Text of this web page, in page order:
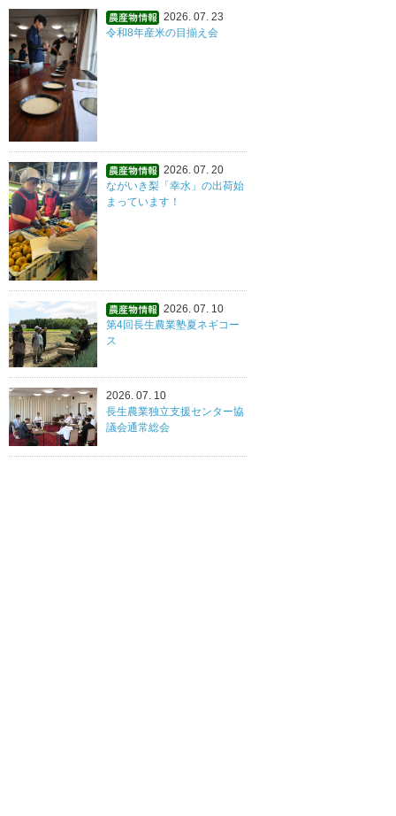
2026. 07. 23
令和8年産米の目揃え会
2026. 07. 20
ながいき梨「幸水」の出荷始
まっています！
2026. 07. 10
第4回長生農業塾夏ネギコー
ス
2026. 07. 10
長生農業独立支援センター協
議会通常総会